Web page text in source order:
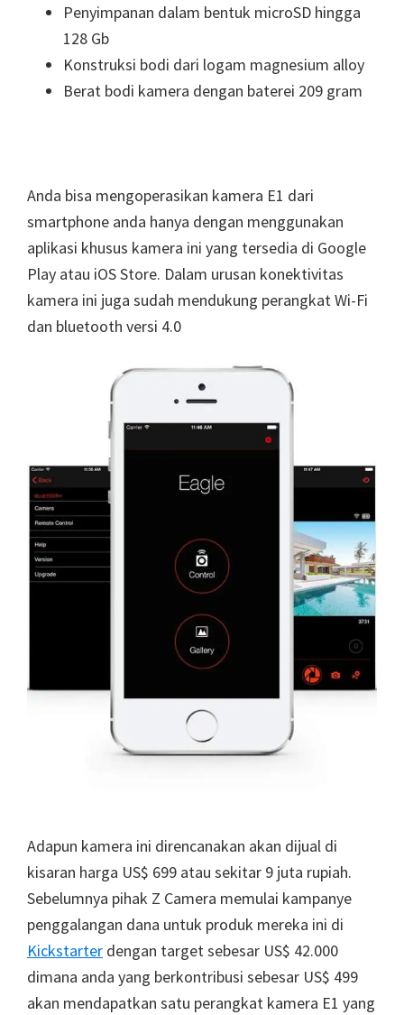
Penyimpanan dalam bentuk microSD hingga
128 Gb
Konstruksi bodi dari logam magnesium alloy
Berat bodi kamera dengan baterei 209 gram
Anda bisa mengoperasikan kamera E1 dari
smartphone anda hanya dengan menggunakan
aplikasi khusus kamera ini yang tersedia di Google
Play atau iOS Store. Dalam urusan konektivitas
kamera ini juga sudah mendukung perangkat Wi-Fi
dan bluetooth versi 4.0
Adapun kamera ini direncanakan akan dijual di
kisaran harga US$ 699 atau sekitar 9 juta rupiah.
Sebelumnya pihak Z Camera memulai kampanye
penggalangan dana untuk produk mereka ini di
Kickstarter dengan target sebesar US$ 42.000
dimana anda yang berkontribusi sebesar US$ 499
akan mendapatkan satu perangkat kamera E1 yang